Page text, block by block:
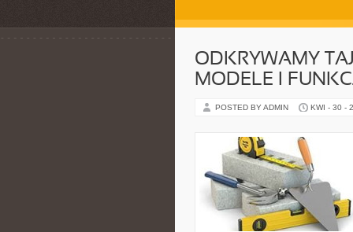
ODKRYWAMY
MODELE I
POSTED BY ADMIN KWI - 30 -